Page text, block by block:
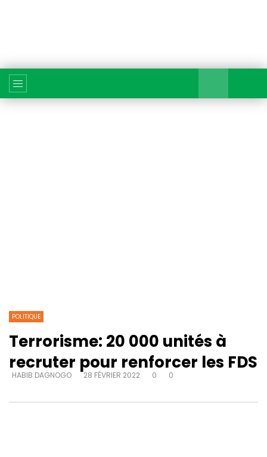
POLITIQUE
Terrorisme: 20 000 unités à
recruter pour renforcer les FDS
HABIB DAGNOGO 28 FÉVRIER 2022 0 0